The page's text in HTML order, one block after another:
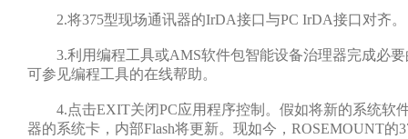
2.将375型现场通讯器的IrDA接口与PC IrDA接口对齐。
3.利用编程工具或AMS软件包智能设备治理器完成必要
可参见编程工具的在线帮助。
4.点击EXIT关闭PC应用程序控制。假如将新的系统软
器的系统卡，内部Flash将更新。现如今，ROSEMOUNT的